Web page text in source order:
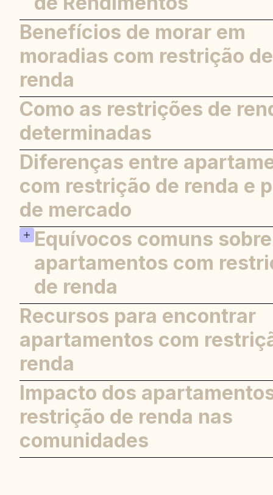
moradia
3. Habitação Pública
4. Iniciativas Estaduais e Locais
Habitação
Etapa 1: Elegibilidade da pesquisa
Etapa 2: encontrar propriedades
Etapa 3: preparar a
Etapa 4: enviar uma inscrição
Benefícios de morar em
moradias com restrição de
renda
Como as restrições de
determinadas
Diferenças entre
com restrição de renda e
de mercado
Equívocos comuns sobre
apartamentos com
de renda
Equívoco 1: Apartamentos com
de renda são abaixo do padrão
Equívoco 2: Somente Indivíduos
Desempregados podem cumprir a
qualificação
Equívoco 3: É impossível
unidades disponíveis
Recursos para encontrar
apartamentos com
renda
Impacto dos
restrição de renda nas
comunidades